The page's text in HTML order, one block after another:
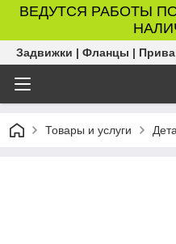
ВЕДУТСЯ РАБОТЫ
Задвижки | Фланцы |
Товары и услуги